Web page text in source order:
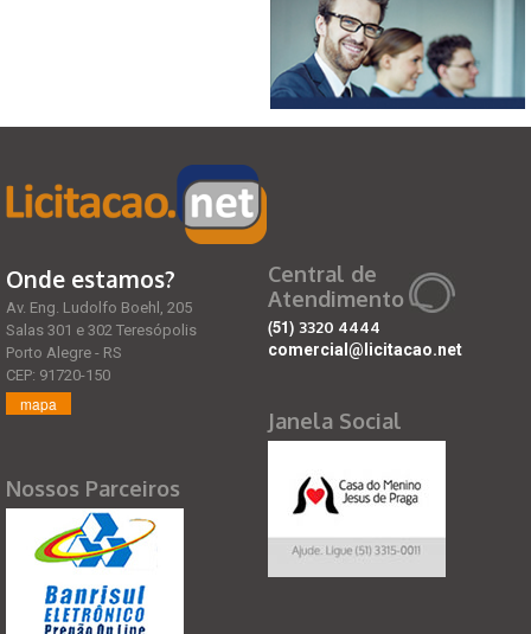
Onde estamos?
Av. Eng. Ludolfo Boehl, 205
Salas 301 e 302 Teresópolis
Porto Alegre - RS
CEP: 91720-150
mapa
Nossos Parceiros
Central de
Atendimento
(51) 3320 4444
comercial@licitacao.net
Janela Social